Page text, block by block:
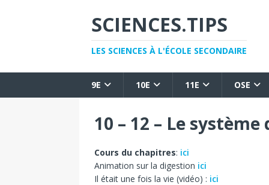
SCIENCES.TIPS
LES SCIENCES À L'ÉCOLE SECONDAIRE
9E 10E 11E OSE
10 – 12 – Le
Cours du chapitres: ici
Animation sur la digestion ici
Il était une fois la vie (vidéo) : ici